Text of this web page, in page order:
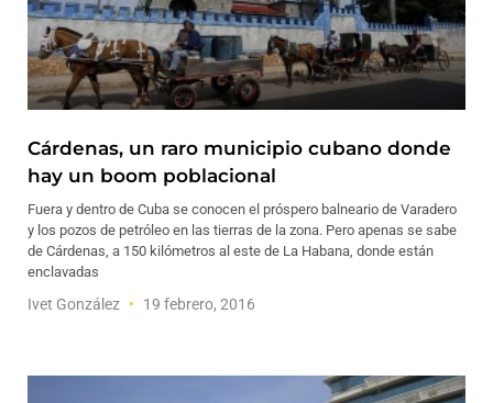
Cárdenas, un raro municipio cubano donde
hay un boom poblacional
Fuera y dentro de Cuba se conocen el próspero balneario de Varadero
y los pozos de petróleo en las tierras de la zona. Pero apenas se sabe
de Cárdenas, a 150 kilómetros al este de La Habana, donde están
enclavadas
Ivet González 19 febrero, 2016